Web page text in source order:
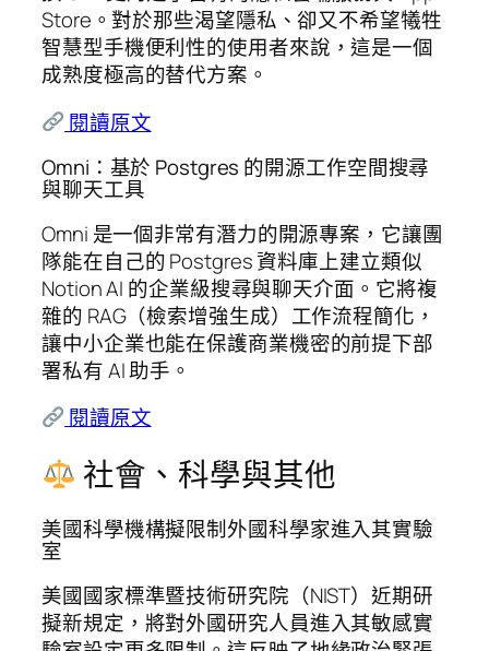
Store。對於那些渴望隱私、卻又不希望犧牲
智慧型手機便利性的使用者來說，這是一個
成熟度極高的替代方案。
閱讀原文
Omni：基於 Postgres 的開源工作空間搜尋
與聊天工具
Omni 是一個非常有潛力的開源專案，它讓團
隊能在自己的 Postgres 資料庫上建立類似
Notion AI 的企業級搜尋與聊天介面。它將複
雜的 RAG（檢索增強生成）工作流程簡化，
讓中小企業也能在保護商業機密的前提下部
署私有 AI 助手。
閱讀原文
社會、科學與其他
美國科學機構擬限制外國科學家進入其實驗
室
美國國家標準暨技術研究院（NIST）近期研
擬新規定，將對外國研究人員進入其敏感實